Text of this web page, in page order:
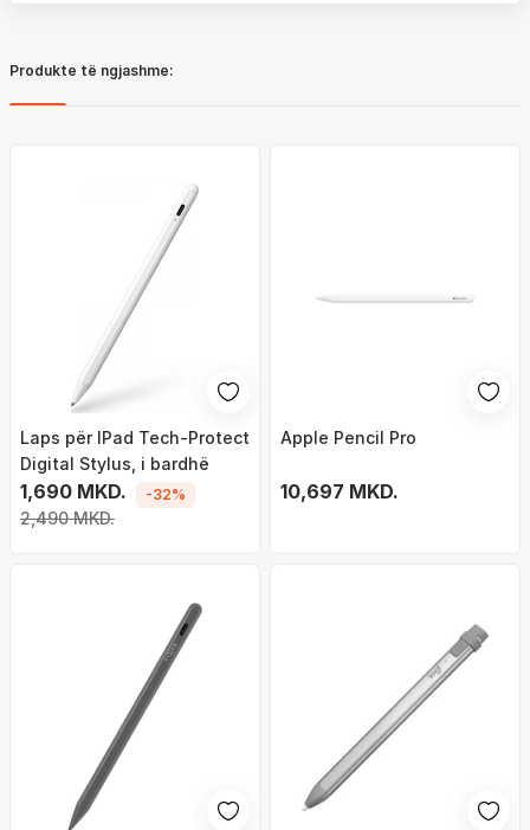
Produkte të ngjashme:
Laps për IPad Tech-Protect
Digital Stylus, i bardhë
1,690 MKD.
2,490 MKD.
-32%
Apple Pencil Pro
10,697 MKD.